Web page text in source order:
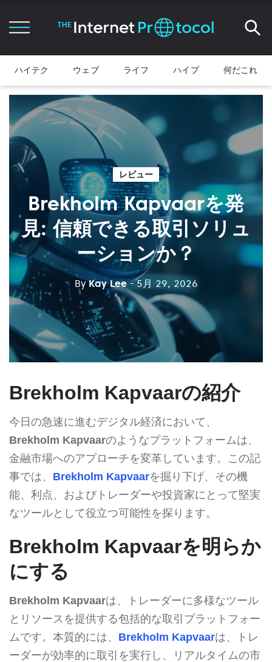
ハイテク ウェブ ライフ ハイプ 何だこれ
レビュー
Brekholm Kapvaarを発
見: 信頼できる取引ソリュ
ーションか？
ByKay Lee - 5月 29, 2026
Brekholm Kapvaarの紹介
今日の急速に進むデジタル経済において、
Brekholm Kapvaarのようなプラットフォームは、
金融市場へのアプローチを変革しています。この記
事では、 Brekholm Kapvaarを掘り下げ、その機
能、利点、およびトレーダーや投資家にとって堅実
なツールとして役立つ可能性を探ります。
Brekholm Kapvaarを明らか
にする
Brekholm Kapvaarは、トレーダーに多様なツール
とリソースを提供する包括的な取引プラットフォー
ムです。本質的には、 Brekholm Kapvaarは、トレ
ーダーが効率的に取引を実行し、リアルタイムの市